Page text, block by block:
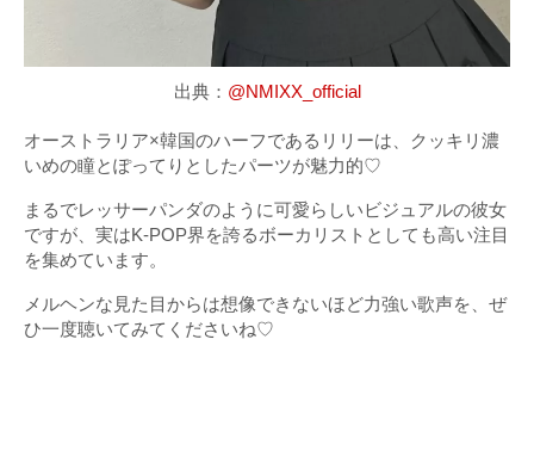
出典： @NMIXX_official
オーストラリア×韓国のハーフであるリリーは、クッキリ濃
いめの瞳とぽってりとしたパーツが魅力的♡
まるでレッサーパンダのように可愛らしいビジュアルの彼女
ですが、実はK-POP界を誇るボーカリストとしても高い注目
を集めています。
メルヘンな見た目からは想像できないほど力強い歌声を、ぜ
ひ一度聴いてみてくださいね♡